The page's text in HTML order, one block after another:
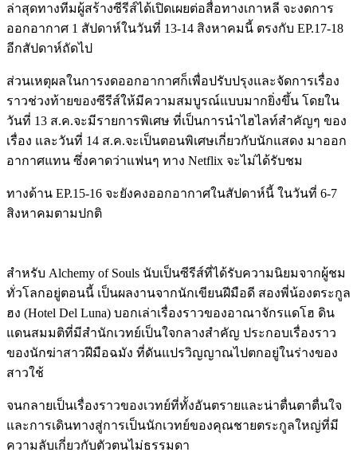
ล่าสุดทางทีมผู้สร้างซีรีส์ได้เปิดเผยต่อสื่อทางเกาหลี จะงดการ
ออกอากาศ 1 สัปดาห์ในวันที่ 13-14 สิงหาคมนี้ ตรงกับ EP.17-18
อีกสัปดาห์ถัดไป
ส่วนเหตุผลในการงดออกอากาศก็เพื่อปรับปรุงและจัดการเรื่อง
ราวช่วงท้ายของซีรีส์ให้มีความสมบูรณ์แบบมากยิ่งขึ้น โดยใน
วันที่ 13 ส.ค.จะมีรายการพิเศษ ที่เป็นการนำไฮไลท์สำคัญๆ ของ
เรื่อง และวันที่ 14 ส.ค.จะเป็นตอนพิเศษเกี่ยวกับนักแสดง มาออก
อากาศแทน ซึ่งคาดว่าแฟนๆ ทาง Netflix จะไม่ได้รับชม
ทางด้าน EP.15-16 จะยังคงออกอากาศในสัปดาห์นี้ ในวันที่ 6-7
สิงหาคมตามปกติ
สำหรับ Alchemy of Souls นับเป็นซีรีส์ที่ได้รับความนิยมจากผู้ชม
ทั่วโลกอยู่ตอนนี้ เป็นผลงานจากนักเขียนฝีมือดี สองพี่น้องตระกูล
ฮง (Hotel Del Luna) บอกเล่าเรื่องราวของอาณาจักรแดโฮ ดิน
แดนสมมติที่มีสำนักเวทย์เป็นใจกลางสำคัญ ประกอบเรื่องราว
ของนักฆ่าสาวฝีมือฉมัง ที่ดันแปรวิญญาณไปตกอยู่ในร่างของ
สาวใช้
จนกลายเป็นเรื่องราวของเวทย์ที่ทั้งอันตรายและน่าตื่นตาตื่นใจ
และการเดินทางสู่การเป็นนักเวทย์ของคุณชายตระกูลใหญ่ที่มี
ความลับเกี่ยวกับตัวตนไม่ธรรมดา